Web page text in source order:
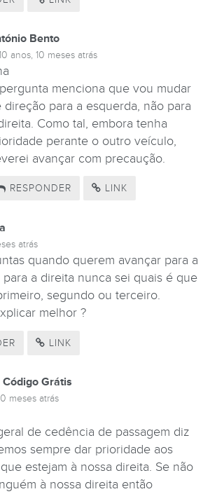
Bento
anos, 10 meses atrás
menciona que vou mudar
direção para a esquerda, não para
Como tal, embora tenha
perante o outro veículo,
avançar com precaução.
RESPONDER LINK
atrás
quando querem avançar para a
a direita nunca sei quais é que
segundo ou terceiro.
melhor ?
LINK
Código Grátis
meses atrás
de cedência de passagem diz
sempre dar prioridade aos
estejam à nossa direita. Se não
à nossa direita então